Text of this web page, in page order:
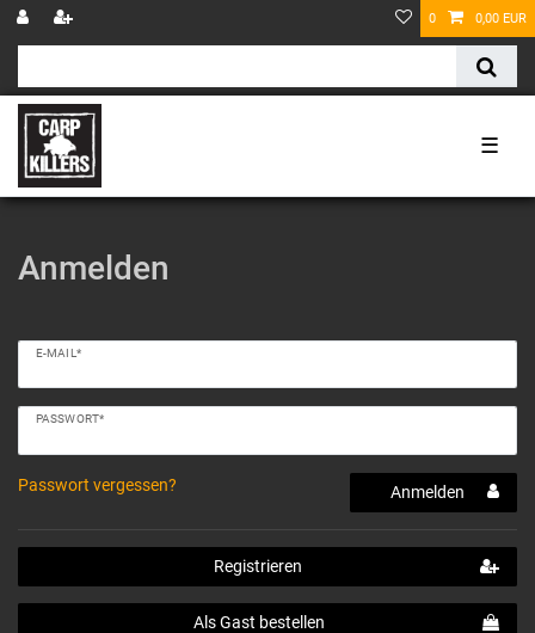
0 0,00 EUR
☰
Anmelden
E-MAIL*
PASSWORT*
Passwort vergessen? Anmelden
Registrieren
Als Gast bestellen